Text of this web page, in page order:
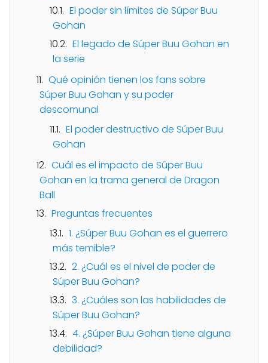
El poder sin límites de Súper Buu
Gohan
El legado de Súper Buu Gohan en
la serie
Qué opinión tienen los fans sobre
Súper Buu Gohan y su poder
descomunal
El poder destructivo de Súper Buu
Gohan
Cuál es el impacto de Súper Buu
Gohan en la trama general de Dragon
Ball
Preguntas frecuentes
1. ¿Súper Buu Gohan es el guerrero
más temible?
2. ¿Cuál es el nivel de poder de
Súper Buu Gohan?
3. ¿Cuáles son las habilidades de
Súper Buu Gohan?
4. ¿Súper Buu Gohan tiene alguna
debilidad?